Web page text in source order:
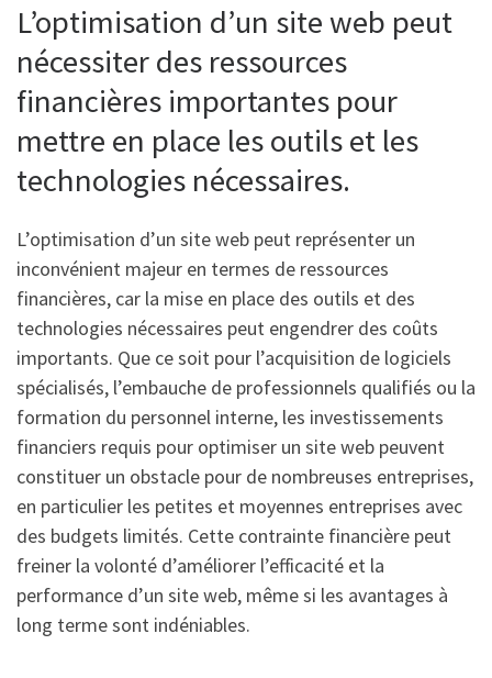
L’optimisation d’un site web peut
nécessiter des ressources
financières importantes pour
mettre en place les outils et les
technologies nécessaires.
L’optimisation d’un site web peut représenter un
inconvénient majeur en termes de ressources
financières, car la mise en place des outils et des
technologies nécessaires peut engendrer des coûts
importants. Que ce soit pour l’acquisition de logiciels
spécialisés, l’embauche de professionnels qualifiés ou la
formation du personnel interne, les investissements
financiers requis pour optimiser un site web peuvent
constituer un obstacle pour de nombreuses entreprises,
en particulier les petites et moyennes entreprises avec
des budgets limités. Cette contrainte financière peut
freiner la volonté d’améliorer l’efficacité et la
performance d’un site web, même si les avantages à
long terme sont indéniables.